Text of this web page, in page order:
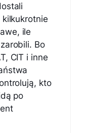
ile
Bo
CIT i inne
kto
po